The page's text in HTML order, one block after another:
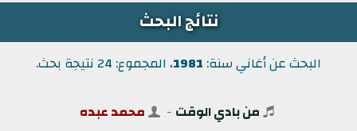
نتائج البحث
البحث عن أغاني سنة: 1981، المجموع: 24 نتيجة بحث.
من بادي الوقت - محمد عبده